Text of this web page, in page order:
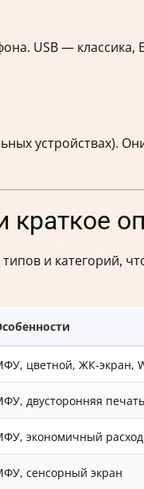
USB —
устройствах).
краткое
и категорий,
цветной, ЖК-экран,
двусторонняя
экономичный
сенсорный экран